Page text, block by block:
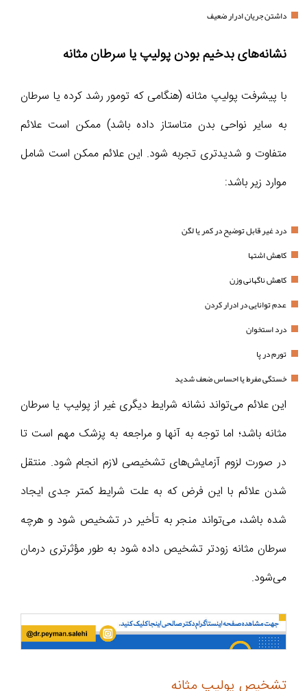
داشتن جریان ادرار ضعیف
نشانه‌های بدخیم بودن پولیپ یا سرطان مثانه
با پیشرفت پولیپ مثانه (هنگامی که تومور رشد کرده یا سرطان
به سایر نواحی بدن متاستاز داده باشد) ممکن است علائم
متفاوت و شدیدتری تجربه شود. این علائم ممکن است شامل
موارد زیر باشد:
درد غیر قابل توضیح در کمر یا لگن
کاهش اشتها
کاهش ناگهانی وزن
عدم توانایی در ادرار کردن
درد استخوان
تورم در پا
خستگی مفرط یا احساس ضعف شدید
این علائم می‌تواند نشانه شرایط دیگری غیر از پولیپ یا سرطان
مثانه باشد؛ اما توجه به آنها و مراجعه به پزشک مهم است تا
در صورت لزوم آزمایش‌های تشخیصی لازم انجام شود. منتقل
شدن علائم با این فرض که به علت شرایط کمتر جدی ایجاد
شده باشد، می‌تواند منجر به تأخیر در تشخیص شود و هرچه
سرطان مثانه زودتر تشخیص داده شود به طور مؤثرتری درمان
می‌شود.
تشخیص پولیپ مثانه